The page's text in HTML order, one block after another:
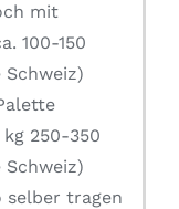
mit
100-150
Schweiz)
250-350
Schweiz)
selber tragen